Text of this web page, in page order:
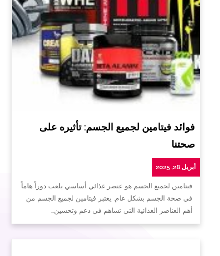
فوائد فيتامين لجميع الجسم: تأثيره على
صحتنا
أبريل 28, 2025
فيتامين لجميع الجسم هو عنصر غذائي أساسي يلعب دوراً هاماً
في صحة الجسم بشكل عام. يعتبر فيتامين لجميع الجسم من
أهم العناصر الغذائية التي تساهم في دعم وتحسين…